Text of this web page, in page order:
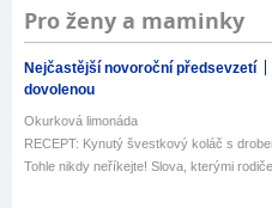
Pro ženy a maminky
Nejčastější novoroční předsevzetí
dovolenou
Okurková limonáda
RECEPT: Kynutý švestkový koláč s
Tohle nikdy neříkejte! Slova, kterými